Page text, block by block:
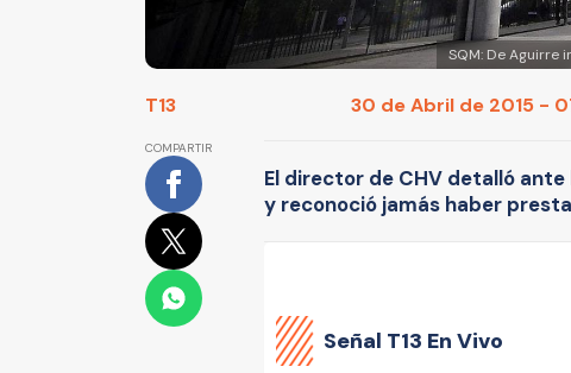
SQM: De Aguirre
T13 30 de Abril de 2015 -
COMPARTIR
El director de CHV detalló
y reconoció jamás haber
Señal T13 En Vivo